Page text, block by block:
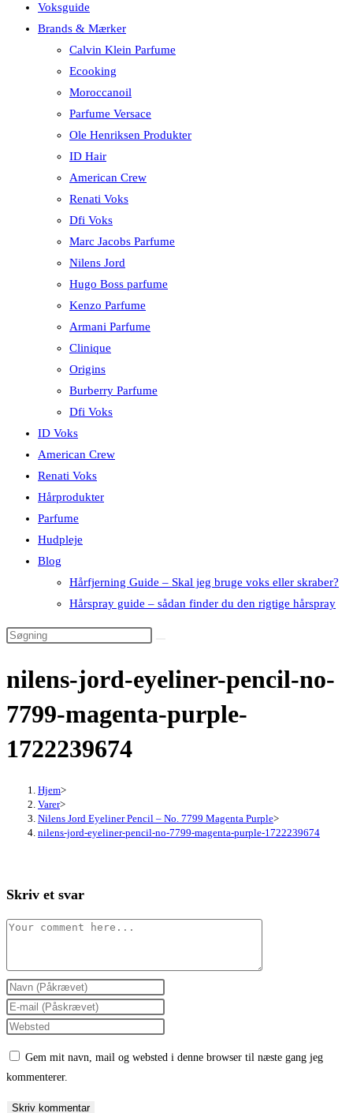
Voksguide
Brands & Mærker
Calvin Klein Parfume
Ecooking
Moroccanoil
Parfume Versace
Ole Henriksen Produkter
ID Hair
American Crew
Renati Voks
Dfi Voks
Marc Jacobs Parfume
Nilens Jord
Hugo Boss parfume
Kenzo Parfume
Armani Parfume
Clinique
Origins
Burberry Parfume
Dfi Voks
ID Voks
American Crew
Renati Voks
Hårprodukter
Parfume
Hudpleje
Blog
Hårfjerning Guide – Skal jeg bruge voks eller skraber?
Hårspray guide – sådan finder du den rigtige hårspray
nilens-jord-eyeliner-pencil-no-
7799-magenta-purple-
1722239674
Hjem>
Varer>
Nilens Jord Eyeliner Pencil – No. 7799 Magenta Purple>
nilens-jord-eyeliner-pencil-no-7799-magenta-purple-1722239674
Skriv et svar
Comment
Enter
your
name
comment
Enter
your
comment
Enter
(optional)
Gem mit navn, mail og websted i denne browser til næste gang jeg
kommenterer.